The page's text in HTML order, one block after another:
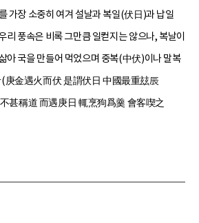
가장 소중히 여겨 설날과 복일(伏日)과 납일
리 풍속은 비록 그만큼 일컫지는 않으나, 복날이
아 국을 만들어 먹었으며 중복(中伏)이나 말복
(庚金遇火而伏 是謂伏日 中國最重玆辰
甚稱道 而遇庚日 輒烹狗爲羹 會客喫之